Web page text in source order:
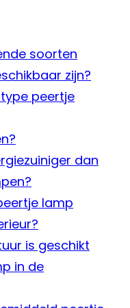
soorten
zijn?
peertje
dan
lamp
is geschikt
in de